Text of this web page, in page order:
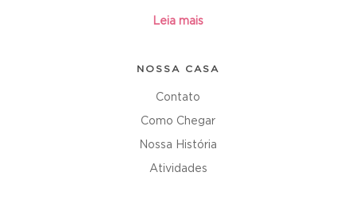
Leia mais
NOSSA CASA
Contato
Como Chegar
Nossa História
Atividades